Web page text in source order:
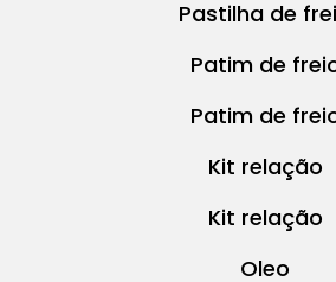
Pastilha de
Patim de
Patim de
Kit relação
Kit relação
Oleo